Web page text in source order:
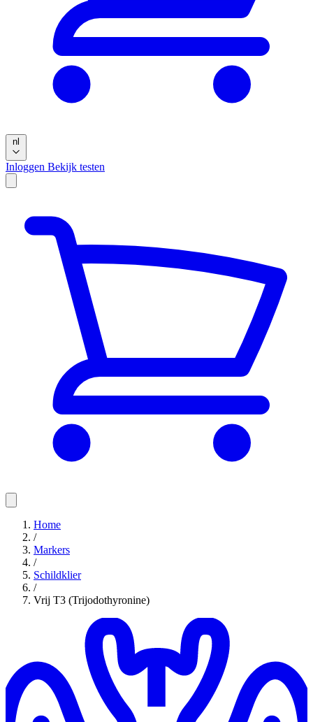
nl
Inloggen Bekijk testen
Home
/
Markers
/
Schildklier
/
Vrij T3 (Trijodothyronine)